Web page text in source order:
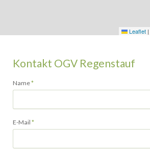
Leaflet |
Kontakt OGV Regenstauf
Pflichtfeld
Name*
Pflichtfeld
E-Mail *